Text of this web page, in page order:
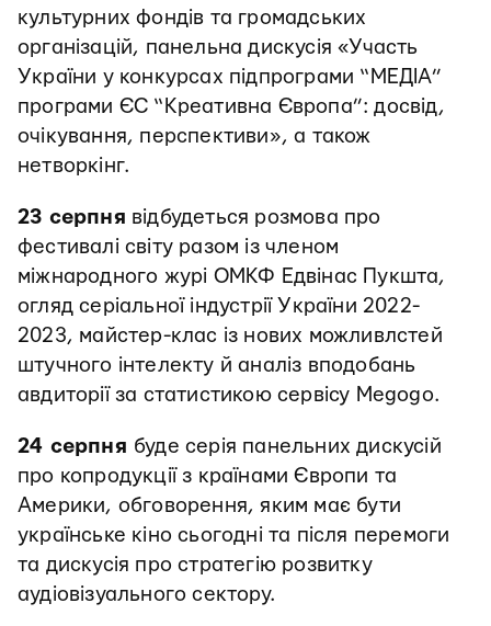
культурних фондів та громадських
організацій, панельна дискусія «Участь
України у конкурсах підпрограми “МЕДІА”
програми ЄС “Креативна Європа”: досвід,
очікування, перспективи», а також
нетворкінг.
23 серпня відбудеться розмова про
фестивалі світу разом із членом
міжнародного журі ОМКФ Едвінас Пукшта,
огляд серіальної індустрії України 2022-
2023, майстер-клас із нових можливлстей
штучного інтелекту й аналіз вподобань
авдиторії за статистикою сервісу Megogo.
24 серпня буде серія панельних дискусій
про копродукції з країнами Європи та
Америки, обговорення, яким має бути
українське кіно сьогодні та після перемоги
та дискусія про стратегію розвитку
аудіовізуального сектору.